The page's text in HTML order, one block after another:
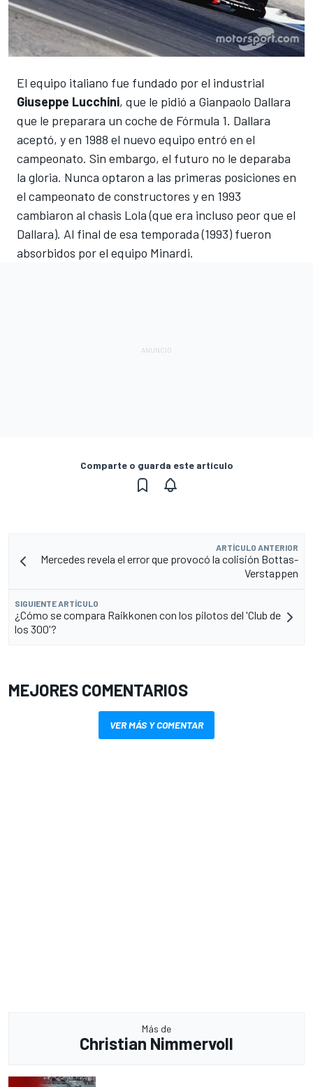
El equipo italiano fue fundado por el industrial
Giuseppe Lucchini, que le pidió a Gianpaolo Dallara
que le preparara un coche de Fórmula 1. Dallara
aceptó, y en 1988 el nuevo equipo entró en el
campeonato. Sin embargo, el futuro no le deparaba
la gloria. Nunca optaron a las primeras posiciones en
el campeonato de constructores y en 1993
cambiaron al chasis Lola (que era incluso peor que el
Dallara). Al final de esa temporada (1993) fueron
absorbidos por el equipo Minardi.
Comparte o guarda este artículo
ARTÍCULO ANTERIOR
Mercedes revela el error que provocó la colisión Bottas-
Verstappen
SIGUIENTE ARTÍCULO
¿Cómo se compara Raikkonen con los pilotos del 'Club de
los 300'?
MEJORES COMENTARIOS
VER MÁS Y COMENTAR
Más de
Christian Nimmervoll